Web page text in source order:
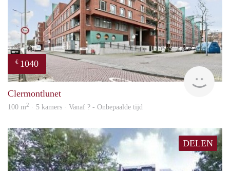
€ 1040
Clermontlunet
100 m2 · 5 kamers · Vanaf ? - Onbepaalde tijd
DELEN